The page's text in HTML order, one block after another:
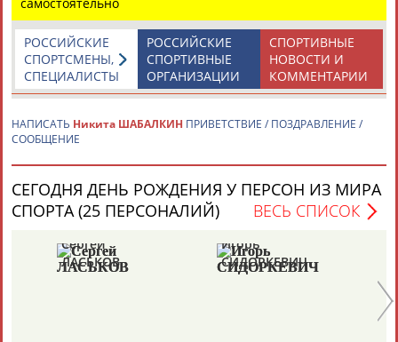
Каримжан
АБДРАХМАНОВ
Аделя
АБДРАХМАНОВА
Андрей
АБДУВАЛИЕВ
Герман
АБДУЛАЕВ
Рамазан
АБДУЛАЕВ
Тагир
АБДУЛАЕВ
Камиль
АБДУЛАЗИЗОВ
Загалав
АБДУЛБЕКОВ
Магомед
СПОРТИВНЫЕ
НОВОСТИ И
КОММЕНТАРИИ
РОССИЙСКИЕ
СПОРТИВНЫЕ
ОРГАНИЗАЦИИ
РОССИЙСКИЕ
СПОРТСМЕНЫ,
СПЕЦИАЛИСТЫ
НАПИСАТЬ Никита ШАБАЛКИН ПРИВЕТСТВИЕ / ПОЗДРАВЛЕНИЕ /
СООБЩЕНИЕ
СЕГОДНЯ ДЕНЬ РОЖДЕНИЯ У ПЕРСОН ИЗ МИРА
СПОРТА (25 ПЕРСОНАЛИЙ)
ВЕСЬ СПИСОК
Сергей
ЛАСЬКОВ
Игорь
СИДОРКЕВИЧ